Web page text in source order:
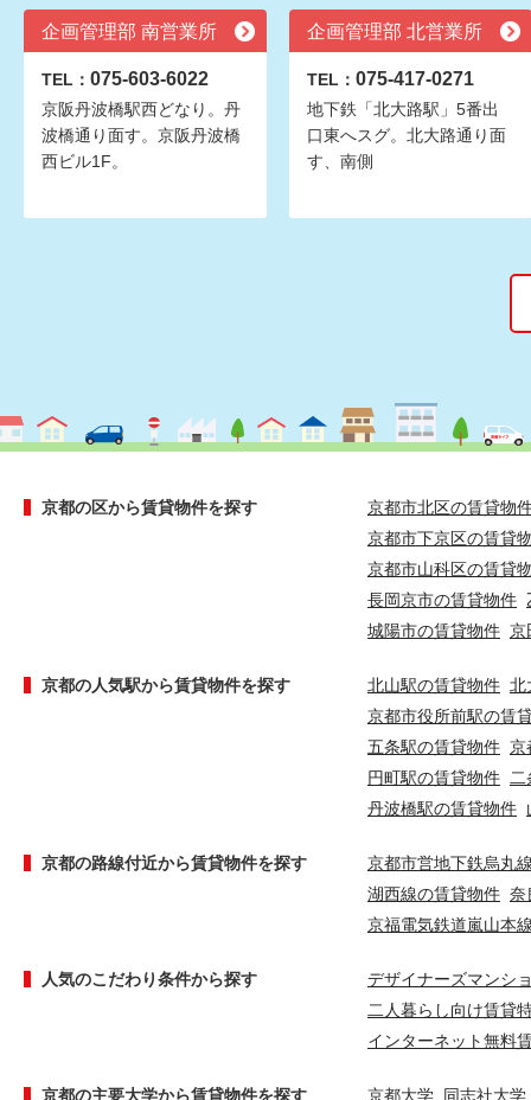
企画管理部 南営業所
TEL： 075-603-6022
京阪丹波橋駅西どなり。丹
波橋通り面す。京阪丹波橋
西ビル1F。
企画管理部 北営業所
TEL： 075-417-0271
地下鉄「北大路駅」5番出
口東へスグ。北大路通り面
す、南側
京都の区から賃貸物件を探す
京都市北区の賃貸物
京都市下京区の賃貸
京都市山科区の賃貸
長岡京市の賃貸物件
城陽市の賃貸物件 京
京都の人気駅から賃貸物件を探す 北山駅の賃貸物件 北
京都市役所前駅の賃
五条駅の賃貸物件 京
円町駅の賃貸物件 二
丹波橋駅の賃貸物件
京都の路線付近から賃貸物件を探す
京都市営地下鉄烏丸
湖西線の賃貸物件 奈
京福電気鉄道嵐山本
人気のこだわり条件から探す
デザイナーズマンシ
二人暮らし向け賃貸
インターネット無料
京都の主要大学から賃貸物件を探す 京都大学 同志社大学